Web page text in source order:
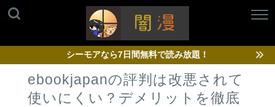
シーモアなら7日間無料で読み放題！
ebookjapanの評判は改悪されて
使いにくい？デメリットを徹底